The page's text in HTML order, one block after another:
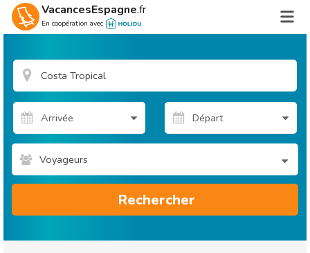
VacancesEspagne.fr
En coopération avec
Voyageurs
Rechercher